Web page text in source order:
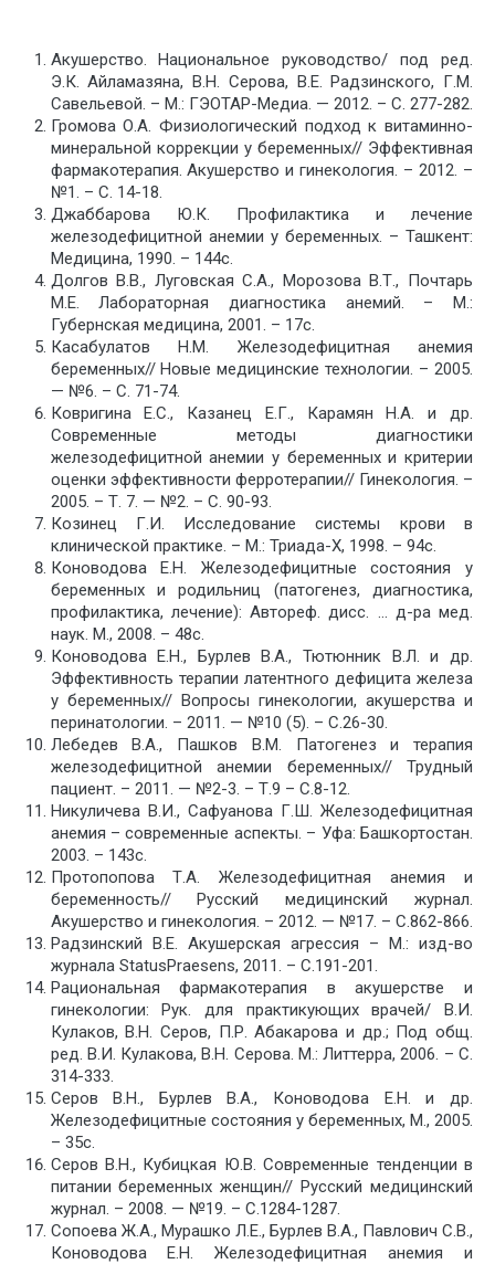
Акушерство. Национальное руководство/ под ред.
Э.К. Айламазяна, В.Н. Серова, В.Е. Радзинского, Г.М.
Савельевой. – М.: ГЭОТАР-Медиа. — 2012. – С. 277-282.
Громова О.А. Физиологический подход к витаминно-
минеральной коррекции у беременных// Эффективная
фармакотерапия. Акушерство и гинекология. – 2012. –
№1. – С. 14-18.
Джаббарова Ю.К. Профилактика и лечение
железодефицитной анемии у беременных. – Ташкент:
Медицина, 1990. – 144с.
Долгов В.В., Луговская С.А., Морозова В.Т., Почтарь
М.Е. Лабораторная диагностика анемий. – М.:
Губернская медицина, 2001. – 17с.
Касабулатов Н.М. Железодефицитная анемия
беременных// Новые медицинские технологии. – 2005.
— №6. – С. 71-74.
Ковригина Е.С., Казанец Е.Г., Карамян Н.А. и др.
Современные методы диагностики
железодефицитной анемии у беременных и критерии
оценки эффективности ферротерапии// Гинекология. –
2005. – Т. 7. — №2. – С. 90-93.
Козинец Г.И. Исследование системы крови в
клинической практике. – М.: Триада-Х, 1998. – 94с.
Коноводова Е.Н. Железодефицитные состояния у
беременных и родильниц (патогенез, диагностика,
профилактика, лечение): Автореф. дисс. … д-ра мед.
наук. М., 2008. – 48с.
Коноводова Е.Н., Бурлев В.А., Тютюнник В.Л. и др.
Эффективность терапии латентного дефицита железа
у беременных// Вопросы гинекологии, акушерства и
перинатологии. – 2011. — №10 (5). – С.26-30.
Лебедев В.А., Пашков В.М. Патогенез и терапия
железодефицитной анемии беременных// Трудный
пациент. – 2011. — №2-3. – Т.9 – С.8-12.
Никуличева В.И., Сафуанова Г.Ш. Железодефицитная
анемия – современные аспекты. – Уфа: Башкортостан.
2003. – 143с.
Протопопова Т.А. Железодефицитная анемия и
беременность// Русский медицинский журнал.
Акушерство и гинекология. – 2012. — №17. – С.862-866.
Радзинский В.Е. Акушерская агрессия – М.: изд-во
журнала StatusPraesens, 2011. – С.191-201.
Рациональная фармакотерапия в акушерстве и
гинекологии: Рук. для практикующих врачей/ В.И.
Кулаков, В.Н. Серов, П.Р. Абакарова и др.; Под общ.
ред. В.И. Кулакова, В.Н. Серова. М.: Литтерра, 2006. – С.
314-333.
Серов В.Н., Бурлев В.А., Коноводова Е.Н. и др.
Железодефицитные состояния у беременных, М., 2005.
– 35с.
Серов В.Н., Кубицкая Ю.В. Современные тенденции в
питании беременных женщин// Русский медицинский
журнал. – 2008. — №19. – С.1284-1287.
Сопоева Ж.А., Мурашко Л.Е., Бурлев В.А., Павлович С.В.,
Коноводова Е.Н. Железодефицитная анемия и